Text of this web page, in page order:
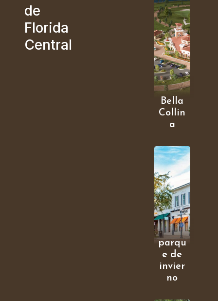
de
Florida
Central
Bella
Collin
a
parqu
e de
invier
no